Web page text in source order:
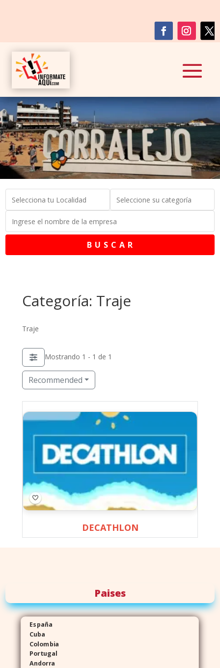
B U S C A R
Categoría: Traje
Traje
Mostrando 1 - 1 de 1
Recommended
DECATHLON
Paises
España
Cuba
Colombia
Portugal
Andorra